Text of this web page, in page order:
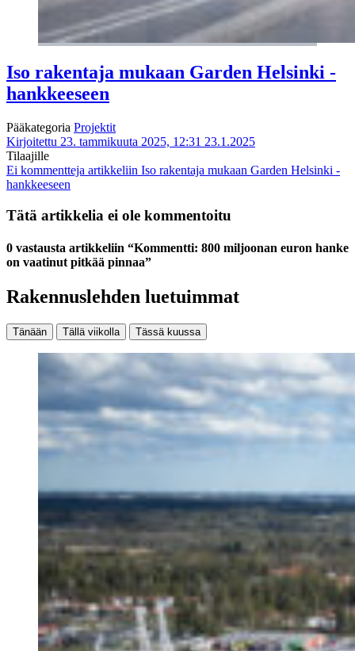
Iso rakentaja mukaan Garden Helsinki -
hankkeeseen
Pääkategoria Projektit
Kirjoitettu 23. tammikuuta 2025, 12:31 23.1.2025
Tilaajille
Ei kommentteja artikkeliin Iso rakentaja mukaan Garden Helsinki -
hankkeeseen
Tätä artikkelia ei ole kommentoitu
0 vastausta artikkeliin “Kommentti: 800 miljoonan euron hanke
on vaatinut pitkää pinnaa”
Rakennuslehden luetuimmat
Tänään Tällä viikolla Tässä kuussa